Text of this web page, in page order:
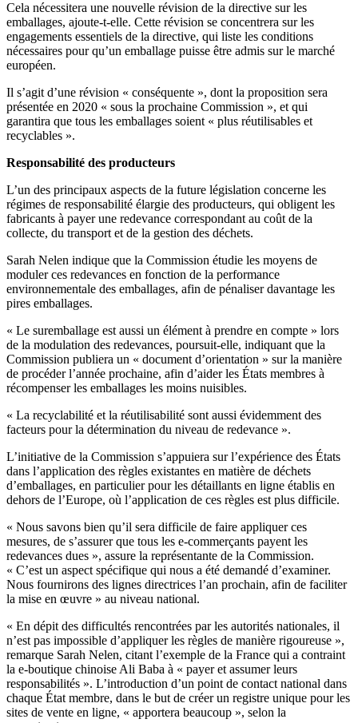
Cela nécessitera une nouvelle révision de la directive sur les
emballages, ajoute-t-elle. Cette révision se concentrera sur les
engagements essentiels de la directive, qui liste les conditions
nécessaires pour qu’un emballage puisse être admis sur le marché
européen.
Il s’agit d’une révision « conséquente », dont la proposition sera
présentée en 2020 « sous la prochaine Commission », et qui
garantira que tous les emballages soient « plus réutilisables et
recyclables ».
Responsabilité des producteurs
L’un des principaux aspects de la future législation concerne les
régimes de responsabilité élargie des producteurs, qui obligent les
fabricants à payer une redevance correspondant au coût de la
collecte, du transport et de la gestion des déchets.
Sarah Nelen indique que la Commission étudie les moyens de
moduler ces redevances en fonction de la performance
environnementale des emballages, afin de pénaliser davantage les
pires emballages.
« Le suremballage est aussi un élément à prendre en compte » lors
de la modulation des redevances, poursuit-elle, indiquant que la
Commission publiera un « document d’orientation » sur la manière
de procéder l’année prochaine, afin d’aider les États membres à
récompenser les emballages les moins nuisibles.
« La recyclabilité et la réutilisabilité sont aussi évidemment des
facteurs pour la détermination du niveau de redevance ».
L’initiative de la Commission s’appuiera sur l’expérience des États
dans l’application des règles existantes en matière de déchets
d’emballages, en particulier pour les détaillants en ligne établis en
dehors de l’Europe, où l’application de ces règles est plus difficile.
« Nous savons bien qu’il sera difficile de faire appliquer ces
mesures, de s’assurer que tous les e-commerçants payent les
redevances dues », assure la représentante de la Commission.
« C’est un aspect spécifique qui nous a été demandé d’examiner.
Nous fournirons des lignes directrices l’an prochain, afin de faciliter
la mise en œuvre » au niveau national.
« En dépit des difficultés rencontrées par les autorités nationales, il
n’est pas impossible d’appliquer les règles de manière rigoureuse »,
remarque Sarah Nelen, citant l’exemple de la France qui a contraint
la e-boutique chinoise Ali Baba à « payer et assumer leurs
responsabilités ». L’introduction d’un point de contact national dans
chaque État membre, dans le but de créer un registre unique pour les
sites de vente en ligne, « apportera beaucoup », selon la